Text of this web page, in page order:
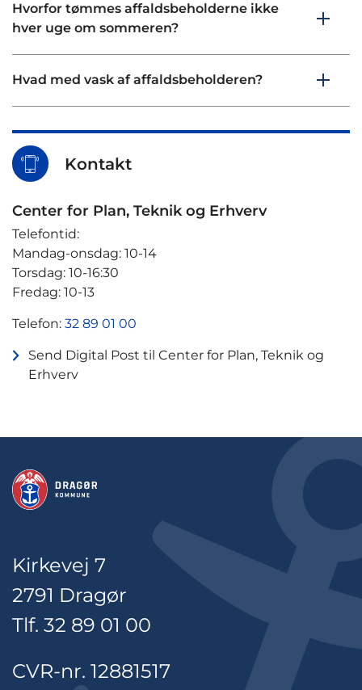
Hvorfor tømmes affaldsbeholderne ikke
hver uge om sommeren?
Hvad med vask af affaldsbeholderen?
Kontakt
Center for Plan, Teknik og Erhverv
Telefontid:
Mandag-onsdag: 10-14
Torsdag: 10-16:30
Fredag: 10-13
Telefon: 32 89 01 00
Send Digital Post til Center for Plan, Teknik og
Erhverv
Kirkevej 7
2791 Dragør
Tlf. 32 89 01 00
CVR-nr. 12881517